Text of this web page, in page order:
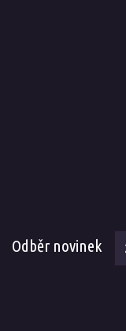
Odběr novinek